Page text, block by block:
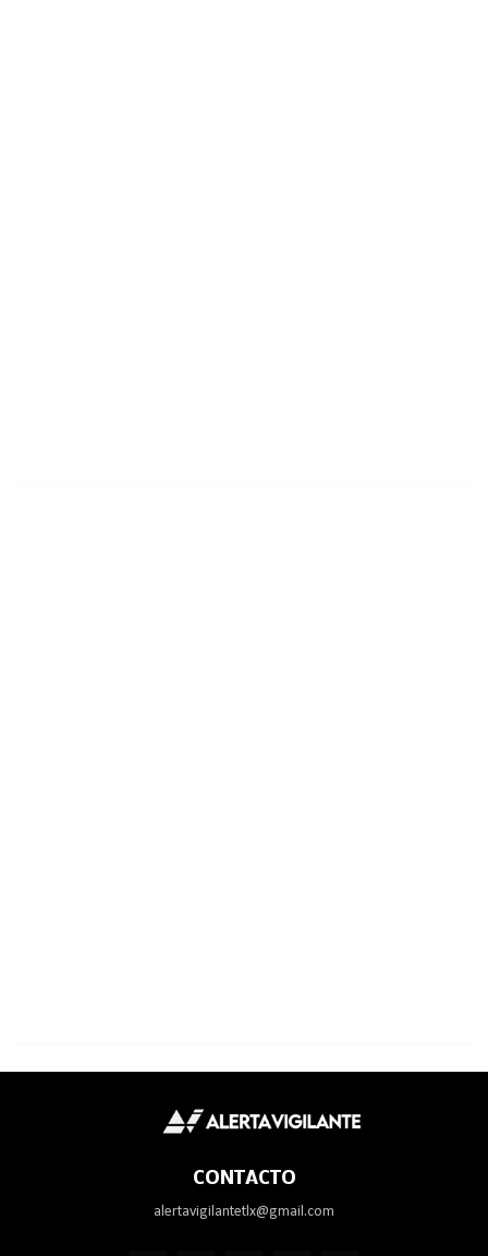
CONTACTO
alertavigilantetlx@gmail.com